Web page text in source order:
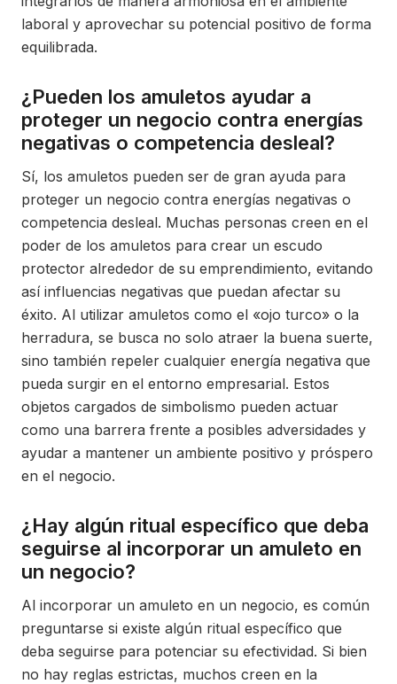
laboral y aprovechar su potencial positivo de forma
equilibrada.
¿Pueden los amuletos ayudar a
proteger un negocio contra energías
negativas o competencia desleal?
Sí, los amuletos pueden ser de gran ayuda para
proteger un negocio contra energías negativas o
competencia desleal. Muchas personas creen en el
poder de los amuletos para crear un escudo
protector alrededor de su emprendimiento, evitando
así influencias negativas que puedan afectar su
éxito. Al utilizar amuletos como el «ojo turco» o la
herradura, se busca no solo atraer la buena suerte,
sino también repeler cualquier energía negativa que
pueda surgir en el entorno empresarial. Estos
objetos cargados de simbolismo pueden actuar
como una barrera frente a posibles adversidades y
ayudar a mantener un ambiente positivo y próspero
en el negocio.
¿Hay algún ritual específico que deba
seguirse al incorporar un amuleto en
un negocio?
Al incorporar un amuleto en un negocio, es común
preguntarse si existe algún ritual específico que
deba seguirse para potenciar su efectividad. Si bien
no hay reglas estrictas, muchos creen en la